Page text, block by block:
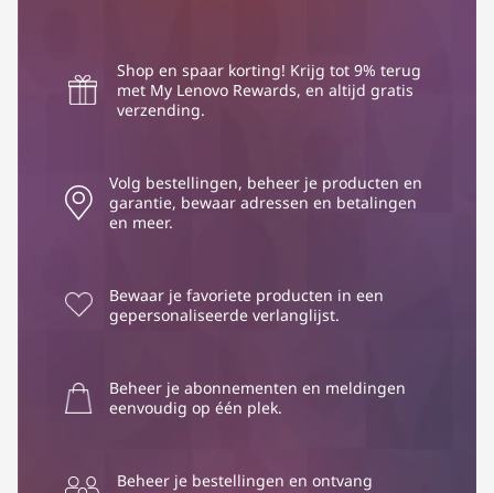
Shop en spaar korting! Krijg tot 9% terug
met My Lenovo Rewards, en altijd gratis
verzending.
Volg bestellingen, beheer je producten en
garantie, bewaar adressen en betalingen
en meer.
Bewaar je favoriete producten in een
gepersonaliseerde verlanglijst.
Beheer je abonnementen en meldingen
eenvoudig op één plek.
Beheer je bestellingen en ontvang